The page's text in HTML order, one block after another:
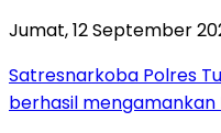
Jumat, 12 September
Satresnarkoba Polres
berhasil